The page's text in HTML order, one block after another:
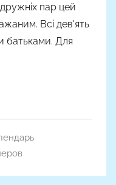
пар цей
Всі дев'ять
батьками. Для